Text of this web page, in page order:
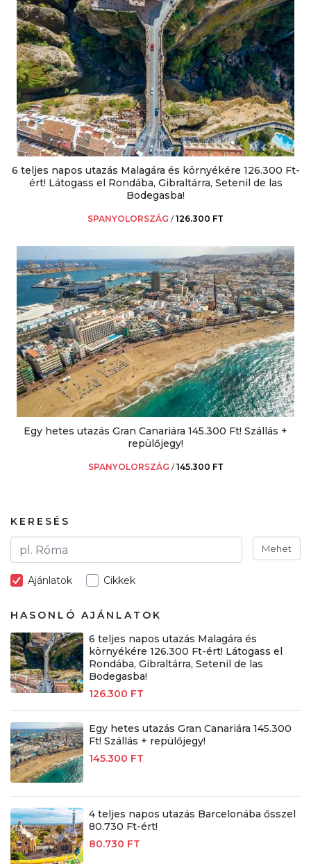
6 teljes napos utazás Malagára és környékére 126.300 Ft-
ért! Látogass el Rondába, Gibraltárra, Setenil de las
Bodegasba!
SPANYOLORSZÁG /126.300 FT
Egy hetes utazás Gran Canariára 145.300 Ft! Szállás +
repülőjegy!
SPANYOLORSZÁG /145.300 FT
KERESÉS
Mehet
Ajánlatok Cikkek
HASONLÓ AJÁNLATOK
6 teljes napos utazás Malagára és
környékére 126.300 Ft-ért! Látogass el
Rondába, Gibraltárra, Setenil de las
Bodegasba!
126.300 FT
Egy hetes utazás Gran Canariára 145.300
Ft! Szállás + repülőjegy!
145.300 FT
4 teljes napos utazás Barcelonába ősszel
80.730 Ft-ért!
80.730 FT